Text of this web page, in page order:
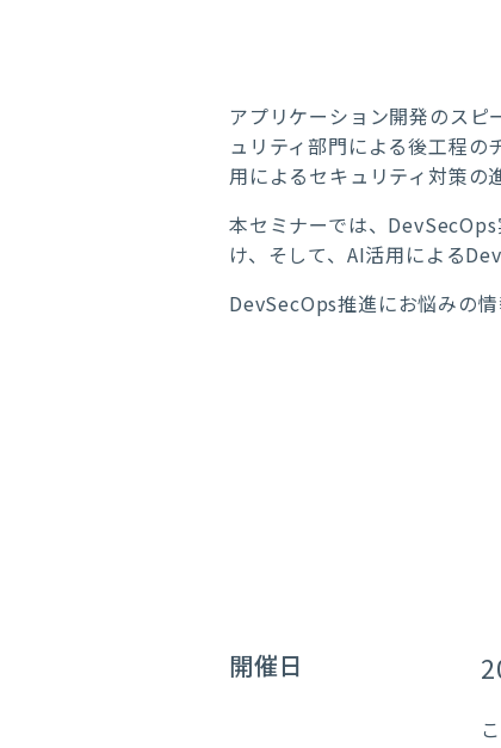
アプリケーション開発のスピ
ュリティ部門による後工程の
用によるセキュリティ対策の
本セミナーでは、
け、そして、AI活用による
DevSecOps推進にお悩みの
開催日